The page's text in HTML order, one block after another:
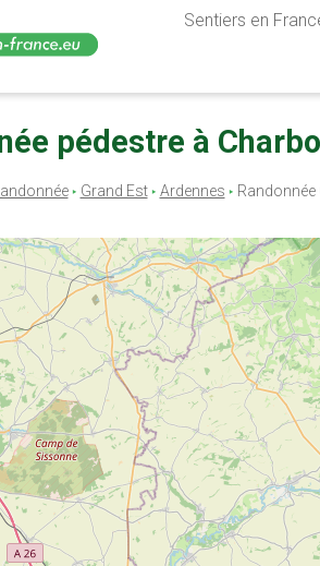
Sentiers en
pédestre à
Grand Est Ardennes